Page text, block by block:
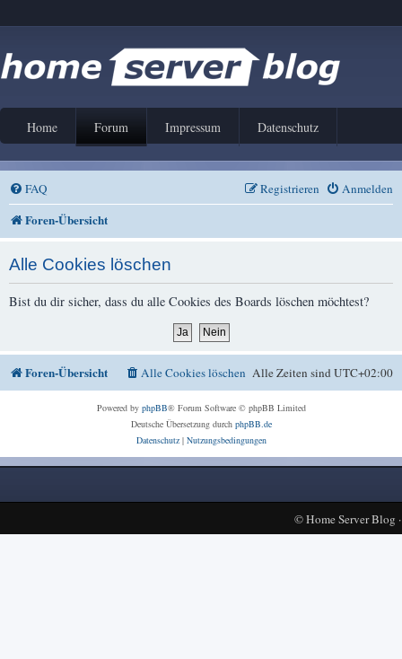
Home Forum Impressum Datenschutz
FAQ Anmelden
Registrieren
Foren-Übersicht
Alle Cookies löschen
Bist du dir sicher, dass du alle Cookies des Boards löschen möchtest?
Foren-Übersicht Alle Zeiten sindUTC+02:00
Alle Cookies löschen
Powered by phpBB® Forum Software © phpBB Limited
Deutsche Übersetzung durch phpBB.de
Datenschutz| Nutzungsbedingungen
©Home Server Blog